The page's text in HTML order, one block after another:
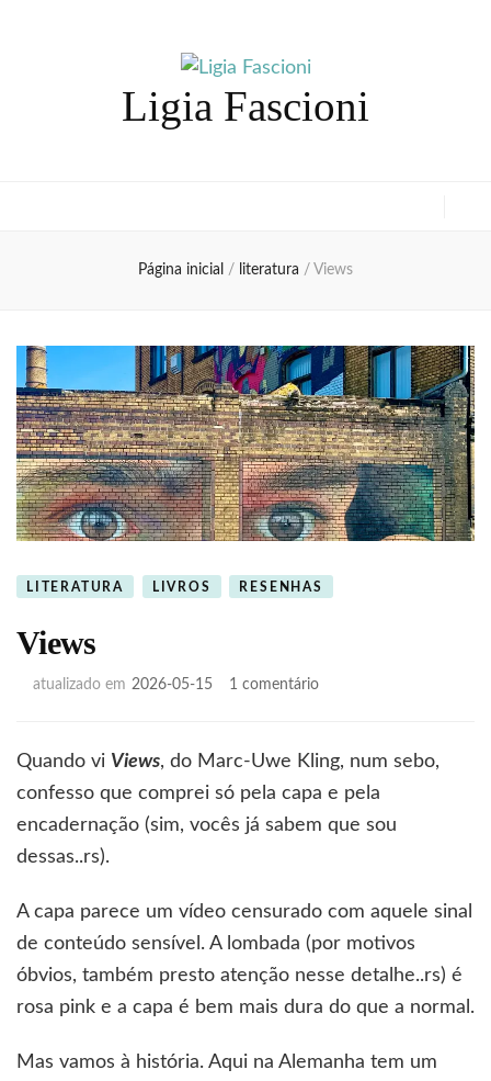
Ligia Fascioni
Página inicial / literatura / Views
LITERATURA LIVROS RESENHAS
Views
atualizado em 2026-05-15 1 comentárioem
Quando vi Views, do Marc-Uwe Kling, num sebo,
confesso que comprei só pela capa e pela
encadernação (sim, vocês já sabem que sou
dessas..rs).
A capa parece um vídeo censurado com aquele sinal
de conteúdo sensível. A lombada (por motivos
óbvios, também presto atenção nesse detalhe..rs) é
rosa pink e a capa é bem mais dura do que a normal.
Mas vamos à história. Aqui na Alemanha tem um